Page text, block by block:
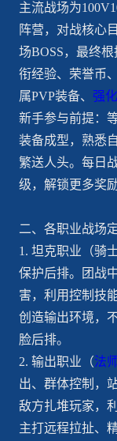
主流战场为
阵营，对战核心
场BOSS，最终
衔经验、荣誉币、
属PVP装备、 强化
新手参与前提：
装备成型，熟悉
繁送人头。每日
级，解锁更多奖
二、各职业战场
1. 坦克职业（骑
保护后排。团战
害，利用控制技
创造输出环境，
脸后排。
2. 输出职业（法
出、群体控制，
敌方扎堆玩家，
主打远程拉扯、